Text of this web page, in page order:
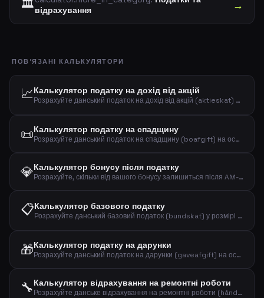
🏛️відрахування
→
ПОВ'ЯЗАНІ КАЛЬКУЛЯТОРИ
📈Калькулятор податку на дохід від акцій
Розрахуйте данський податок на дохід від акцій (aktieskat) за прогресивними ставками 27% та 42% на основі вашого доходу від акцій та сімейного стану.
📜Калькулятор податку на спадщину
Розрахуйте данський податок на спадщину (boafgift) на основі вартості спадщини та ступеня спорідненості з померлим.
💎Калькулятор бонусу після податку
Розрахуйте, скільки від вашого бонусу залишиться після AM-bidrag та прибуткового податку в Данії.
📋Калькулятор базового податку
Розрахуйте данський базовий податок (bundskat) у розмірі 12,09% від оподатковуваного доходу після AM-bidrag та особистого відрахування.
🎁Калькулятор податку на дарунки
Розрахуйте данський податок на дарунки (gaveafgift) на основі суми дарунка та ступеня спорідненості.
🔧Калькулятор відрахування на ремонтні роботи
Розрахуйте данське відрахування на ремонтні роботи (håndværkerfradrag) для домашніх послуг та обслуговування до 12 400 DKK на дорослого.